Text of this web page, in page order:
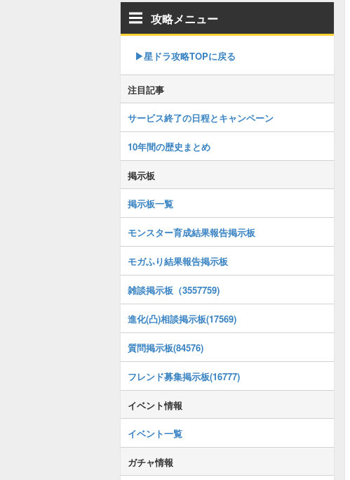
攻略メニュー
▶︎星ドラ攻略TOPに戻る
注目記事
サービス終了の日程とキャンペーン
10年間の歴史まとめ
掲示板
掲示板一覧
モンスター育成結果報告掲示板
モガふり結果報告掲示板
雑談掲示板（3557759)
進化(凸)相談掲示板(17569)
質問掲示板(84576)
フレンド募集掲示板(16777)
イベント情報
イベント一覧
ガチャ情報